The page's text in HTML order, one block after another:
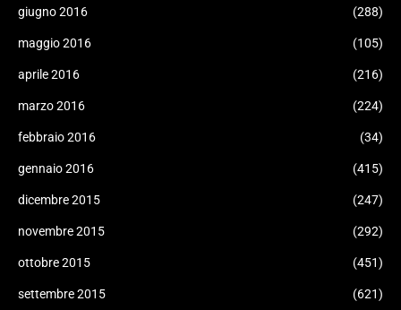
giugno 2016 (288)
maggio 2016 (105)
aprile 2016 (216)
marzo 2016 (224)
febbraio 2016 (34)
gennaio 2016 (415)
dicembre 2015 (247)
novembre 2015 (292)
ottobre 2015 (451)
settembre 2015 (621)